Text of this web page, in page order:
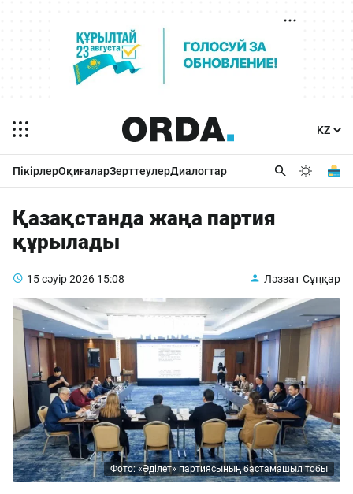
ПікірлерОқиғаларЗерттеулерДиалогтар
Қазақстанда жаңа партия
құрылады
15 сәуір 2026 15:08 Ләззат Сұңқар
Фото: «Әділет» партиясының бастамашыл тобы